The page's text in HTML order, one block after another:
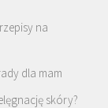
na
dla mam
skóry?